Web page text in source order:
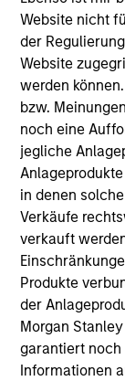
Website nicht
der
Website
werden
bzw.
noch eine
jegliche
in denen
Verkäufe
verkauft
Produkte
der
Morgan
garantiert
Informationen
2025
Calvert's
to drive